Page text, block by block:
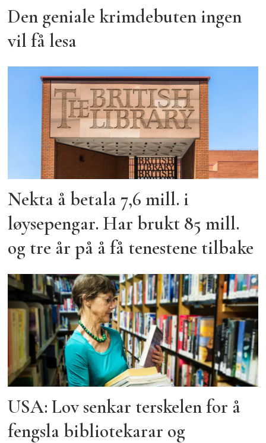
Den geniale krimdebuten ingen
vil få lesa
Nekta å betala 7,6 mill. i
løysepengar. Har brukt 85 mill.
og tre år på å få tenestene tilbake
USA: Lov senkar terskelen for å
fengsla bibliotekarar og